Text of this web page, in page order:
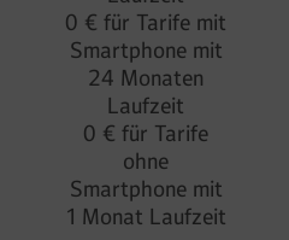
0 € für Tarife mit
Smartphone mit
24 Monaten
Laufzeit
0 € für Tarife
ohne
Smartphone mit
1 Monat Laufzeit